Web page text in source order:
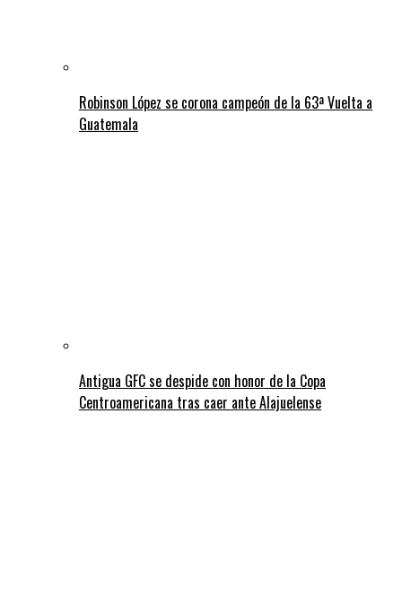
Robinson López se corona campeón de la 63ª Vuelta a
Guatemala
Antigua GFC se despide con honor de la Copa
Centroamericana tras caer ante Alajuelense